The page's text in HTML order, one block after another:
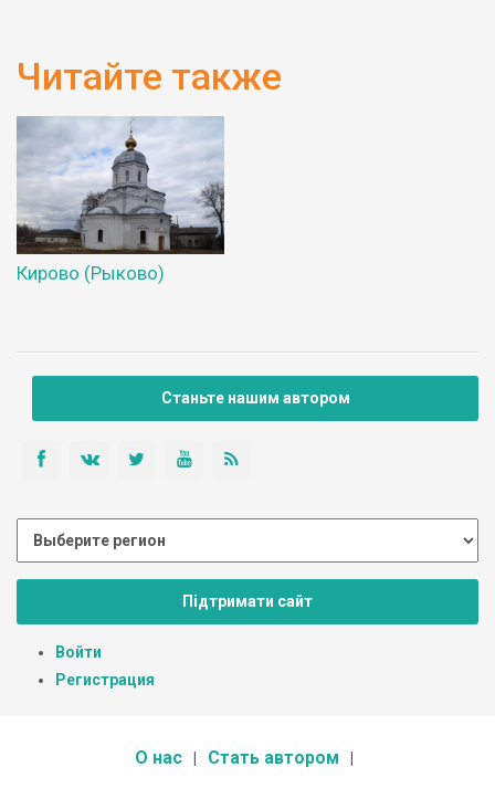
Читайте также
Кирово (Рыково)
Станьте нашим автором
Підтримати сайт
Войти
Регистрация
О нас Стать автором